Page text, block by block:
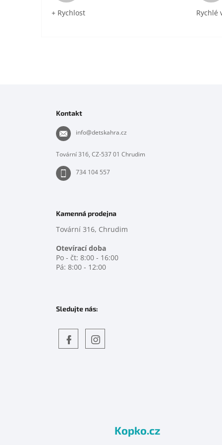
+ Rychlost Rychlé
Kontakt
info@detskahra.cz
Tovární 316, CZ-537 01 Chrudim
734 104 557
Kamenná prodejna
Tovární 316, Chrudim
Otevírací doba
Po - čt: 8:00 - 16:00
Pá: 8:00 - 12:00
Sledujte nás:
Kopko.cz